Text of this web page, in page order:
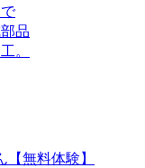
品
。
【無料体験】